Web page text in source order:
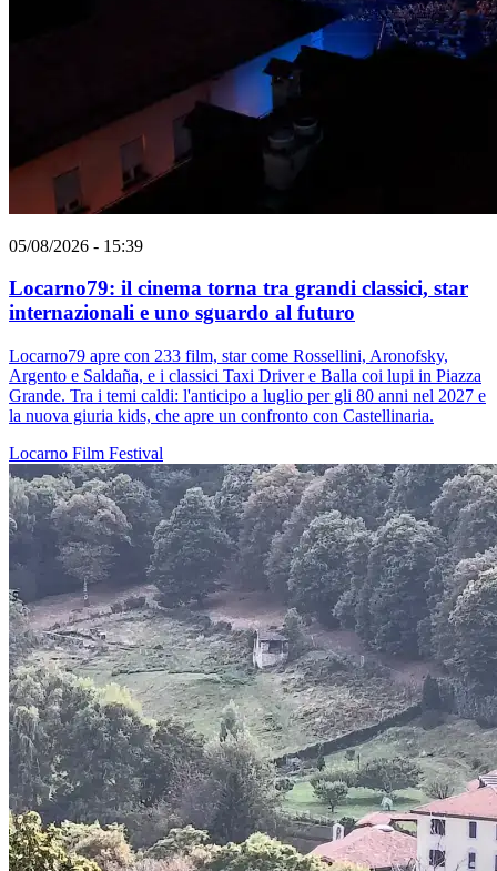
05/08/2026 - 15:39
Locarno79: il cinema torna tra grandi classici, star
internazionali e uno sguardo al futuro
Locarno79 apre con 233 film, star come Rossellini, Aronofsky,
Argento e Saldaña, e i classici Taxi Driver e Balla coi lupi in Piazza
Grande. Tra i temi caldi: l'anticipo a luglio per gli 80 anni nel 2027 e
la nuova giuria kids, che apre un confronto con Castellinaria.
Locarno Film Festival